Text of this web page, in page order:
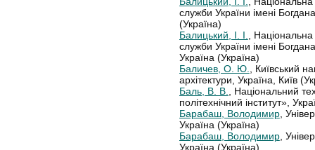
служби України імені
(Україна)
Балицький, І. І.,
служби України імені
Україна (Україна)
Баличев, О. Ю., Київський
архітектури, Україна, Київ
Баль, В. В., Національний
політехнічний інститут»,
Барабаш, Володимир,
Україна (Україна)
Барабаш, Володимир,
Україна (Україна)